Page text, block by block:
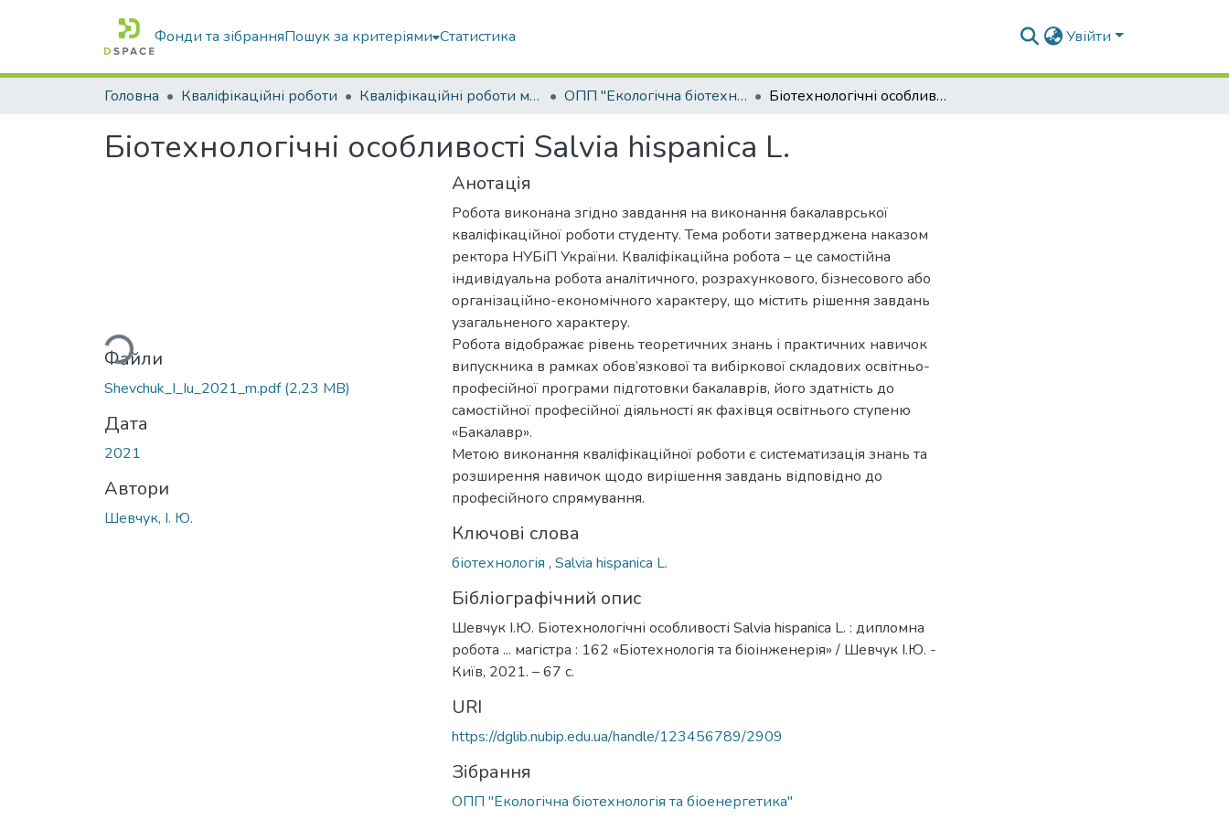
Фонди та зібранняПошук за критеріями Статистика Увійти
Головна Кваліфікаційні роботи Кваліфікаційні роботи магістрів ОПП "Екологічна біотехнологія та біоенергетика" Біотехнологічні особливості Salvia hispanica L.
Біотехнологічні особливості Salvia hispanica L.
Вантажиться...
Файли
Shevchuk_I_Iu_2021_m.pdf(2,23 MB)
Дата
2021
Автори
Шевчук, І. Ю.
Анотація
Робота виконана згідно завдання на виконання бакалаврської
кваліфікаційної роботи студенту. Тема роботи затверджена наказом
ректора НУБіП України. Кваліфікаційна робота – це самостійна
індивідуальна робота аналітичного, розрахункового, бізнесового або
організаційно-економічного характеру, що містить рішення завдань
узагальненого характеру.
Робота відображає рівень теоретичних знань і практичних навичок
випускника в рамках обов’язкової та вибіркової складових освітньо-
професійної програми підготовки бакалаврів, його здатність до
самостійної професійної діяльності як фахівця освітнього ступеню
«Бакалавр».
Метою виконання кваліфікаційної роботи є систематизація знань та
розширення навичок щодо вирішення завдань відповідно до
професійного спрямування.
Ключові слова
біотехнологія , Salvia hispanica L.
Бібліографічний опис
Шевчук І.Ю. Біотехнологічні особливості Salvia hispanica L. : дипломна
робота ... магістра : 162 «Біотехнологія та біоінженерія» / Шевчук І.Ю. -
Київ, 2021. – 67 с.
URI
https://dglib.nubip.edu.ua/handle/123456789/2909
Зібрання
ОПП "Екологічна біотехнологія та біоенергетика"